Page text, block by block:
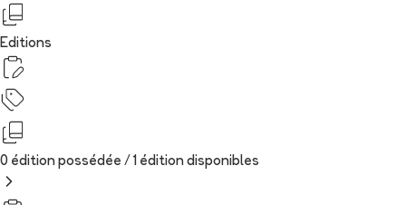
Editions
0 édition possédée / 1 édition disponibles